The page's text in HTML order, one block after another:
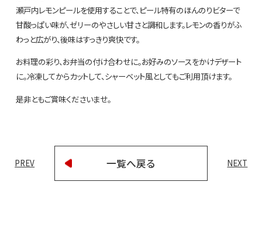
瀬戸内レモンピールを使用することで、ピール特有のほんのりビターで
甘酸っぱい味が、ゼリーのやさしい甘さと調和します。レモンの香りがふ
わっと広がり、後味はすっきり爽快です。
お料理の彩り、お弁当の付け合わせに。お好みのソースをかけデザート
に。冷凍してからカットして、シャーベット風としてもご利用頂けます。
是非ともご賞味くださいませ。
PREV 一覧へ戻る NEXT